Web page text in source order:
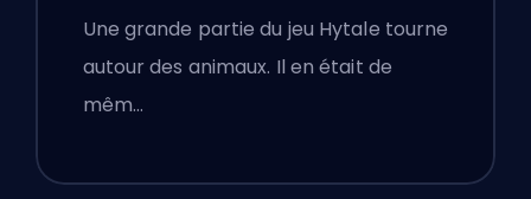
Une grande partie du jeu Hytale tourne
autour des animaux. Il en était de
mêm…